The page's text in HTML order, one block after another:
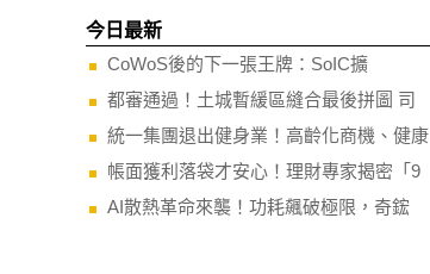
今日最新
CoWoS後的下一張王牌：SoIC擴
都審通過！土城暫緩區縫合最後拼圖 司
統一集團退出健身業！高齡化商機、健康
帳面獲利落袋才安心！理財專家揭密「9
AI散熱革命來襲！功耗飆破極限，奇鋐